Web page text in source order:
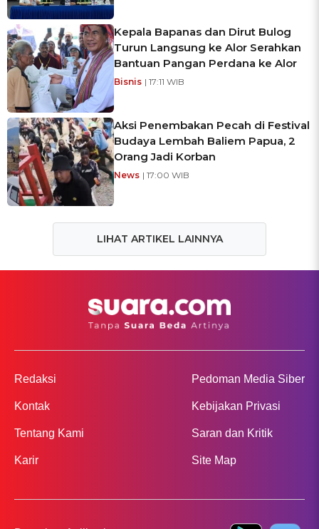
Kepala Bapanas dan Dirut Bulog
Turun Langsung ke Alor Serahkan
Bantuan Pangan Perdana ke Alor
Bisnis | 17:11 WIB
Aksi Penembakan Pecah di Festival
Budaya Lembah Baliem Papua, 2
Orang Jadi Korban
News | 17:00 WIB
LIHAT ARTIKEL LAINNYA
Redaksi
Kontak
Tentang Kami
Karir
Pedoman Media Siber
Kebijakan Privasi
Saran dan Kritik
Site Map